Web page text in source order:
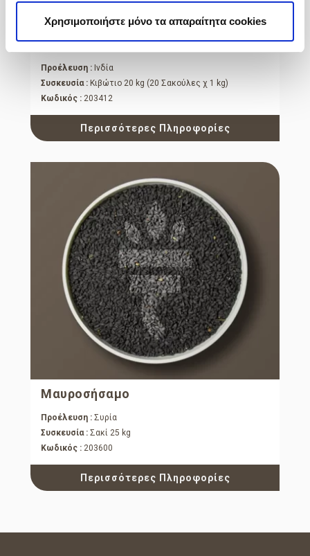
Χρησιμοποιήστε μόνο τα απαραίτητα cookies
Κύμινο
Τριμμένο
Προέλευση : Ινδία
Συσκευσία : Κιβώτιο 20 kg (20 Σακούλες χ 1 kg)
Κωδικός : 203412
Περισσότερες Πληροφορίες
Μαυροσήσαμο
Προέλευση : Συρία
Συσκευσία : Σακί 25 kg
Κωδικός : 203600
Περισσότερες Πληροφορίες